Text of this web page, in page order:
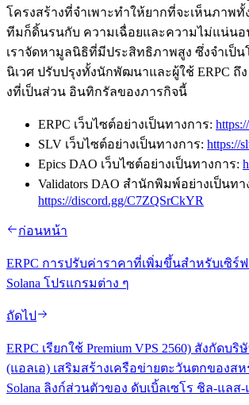
โครงสร้างที่จําเพาะทําให้ยากที่จะเห็นภาพ
ทีมก็ดิ้นรนกับ ความเฉื่อยและความไม่แน่นอ
เราจัดหามูลนิธิที่มีประสิทธิภาพสูง ซึ่งจําเป็น
นิเวศ ปรับปรุงทั้งนักพัฒนาและผู้ใช้ ERPC ถึ
งที่เป็นส่วน อินทิกรัลของภารกิจนี้
ERPC เว็บไซต์อย่างเป็นทางการ:
SLV เว็บไซต์อย่างเป็นทางการ: https://
Epics DAO เว็บไซต์อย่างเป็นทางการ:
Validators DAO สํานักพิมพ์อย่างเป็นทา
https://discord.gg/C7ZQSrCkYR
ก่อนหน้า
ERPC การปรับค่าราคาที่เพิ่มขึ้นสําหรับเซิร์ฟ
Solana โปรแกรมต่าง ๆ
ถัดไป
ERPC เรียกใช้ Premium VPS 2560) สังกัดบ
(แอลเอ) เสริมสร้างเครือข่ายตะวันตกของสห
Solana ลิงก์ส่วนตัวของ ดับเบิ้ลเซโร ชิล-แลส